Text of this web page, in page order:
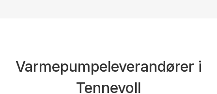
Varmepumpeleverandører i
Tennevoll